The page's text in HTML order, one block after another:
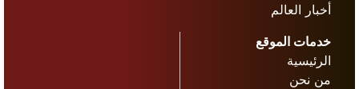
أخبار العالم
خدمات الموقع
الرئيسية
من نحن